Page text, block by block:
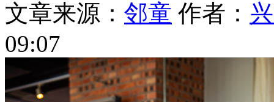
文章来源： 邻童 作者：
09:07